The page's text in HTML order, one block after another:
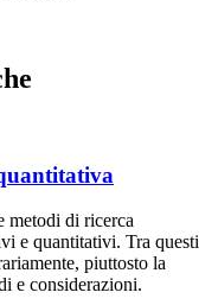
metodi di ricerca
e quantitativi. Tra questi
piuttosto la
e considerazioni.